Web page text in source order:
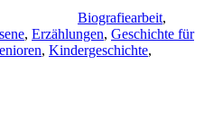
Biografiearbeit,
, Erzählungen, Geschichte für
, Kindergeschichte,